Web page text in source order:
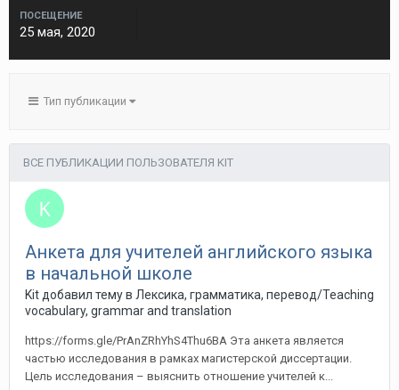
ПОСЕЩЕНИЕ
25 мая, 2020
Тип публикации
ВСЕ ПУБЛИКАЦИИ ПОЛЬЗОВАТЕЛЯ KIT
Анкета для учителей английского языка
в начальной школе
Kit добавил тему в Лексика, грамматика, перевод/Teaching
vocabulary, grammar and translation
https://forms.gle/PrAnZRhYhS4Thu6BA Эта анкета является
частью исследования в рамках магистерской диссертации.
Цель исследования – выяснить отношение учителей к...